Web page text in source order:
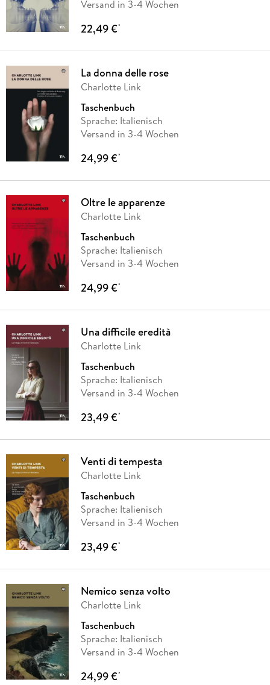
Versand in 3-4 Wochen
22,49 €*
La donna delle rose
Charlotte Link
Taschenbuch
Sprache: Italienisch
Versand in 3-4 Wochen
24,99 €*
Oltre le apparenze
Charlotte Link
Taschenbuch
Sprache: Italienisch
Versand in 3-4 Wochen
24,99 €*
Una difficile eredità
Charlotte Link
Taschenbuch
Sprache: Italienisch
Versand in 3-4 Wochen
23,49 €*
Venti di tempesta
Charlotte Link
Taschenbuch
Sprache: Italienisch
Versand in 3-4 Wochen
23,49 €*
Nemico senza volto
Charlotte Link
Taschenbuch
Sprache: Italienisch
Versand in 3-4 Wochen
24,99 €*